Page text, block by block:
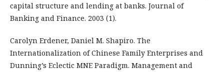
capital structure and lending at banks. Journal of
Banking and Finance. 2003 (1).
Carolyn Erdener, Daniel M. Shapiro. The
Internationalization of Chinese Family Enterprises and
Dunning’s Eclectic MNE Paradigm. Management and